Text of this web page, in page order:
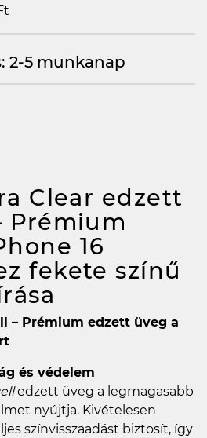
2-5 munkanap
Clear edzett
Prémium
16
fekete színű
– Prémium edzett üveg a
és védelem
edzett üveg a legmagasabb
nyújtja. Kivételesen
színvisszaadást biztosít, így